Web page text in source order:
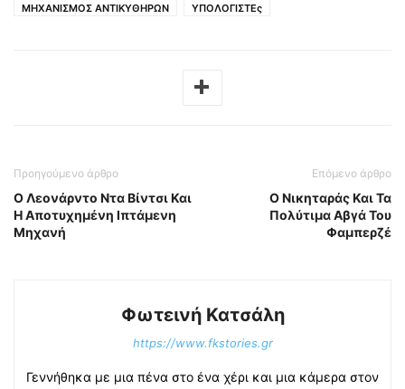
ΜΗΧΑΝΙΣΜΟΣ ΑΝΤΙΚΥΘΗΡΩΝ
ΥΠΟΛΟΓΙΣΤΕς
Προηγούμενο άρθρο
Ο Λεονάρντο Ντα Βίντσι Και
Η Αποτυχημένη Ιπτάμενη
Μηχανή
Επόμενο άρθρο
Ο Νικηταράς Και Τα
Πολύτιμα Αβγά Του
Φαμπερζέ
Φωτεινή Κατσάλη
https://www.fkstories.gr
Γεννήθηκα με μια πένα στο ένα χέρι και μια κάμερα στον